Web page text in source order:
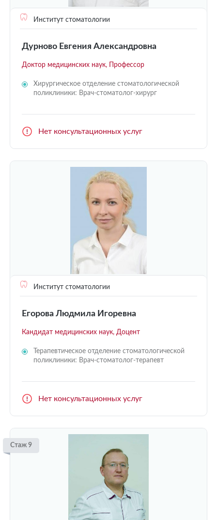
Институт стоматологии
Дурново Евгения Александровна
Доктор медицинских наук, Профессор
Хирургическое отделение стоматологической
поликлиники: Врач-стоматолог-хирург
Нет консультационных услуг
Институт стоматологии
Егорова Людмила Игоревна
Кандидат медицинских наук, Доцент
Терапевтическое отделение стоматологической
поликлиники: Врач-стоматолог-терапевт
Нет консультационных услуг
Стаж 9